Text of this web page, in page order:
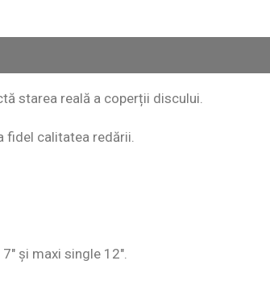
starea reală a coperții discului.
fidel calitatea redării.
și maxi single 12″.